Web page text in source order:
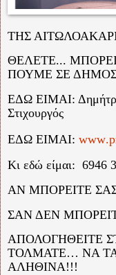
ΤΗΣ
ΘΕΛΕΤΕ...
ΠΟΥΜΕ ΣΕ
ΕΔΩ ΕΙΜΑΙ:
Στιχουργός
ΕΔΩ ΕΙΜΑΙ: www.
Κι εδώ είμαι: 6946
ΑΝ ΜΠΟΡΕΙΤΕ
ΣΑΝ ΔΕΝ
ΑΠΟΛΟΓΗΘΕΙΤΕ
ΤΟΛΜΑΤΕ… ΝΑ
ΑΛΗΘΙΝΑ!!!